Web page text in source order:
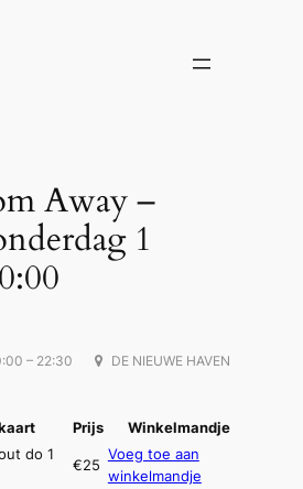
Away –
1
– 22:30
DE NIEUWE HAVEN
Prijs
Winkelmandje
do 1
€25
Voeg toe aan
winkelmandje